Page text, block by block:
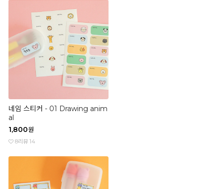
네임 스티커 - 01 Drawing anim
al
1,800원
8리뷰 14